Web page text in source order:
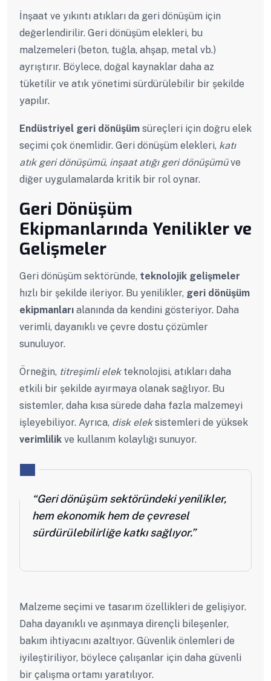
İnşaat ve yıkıntı atıkları da geri dönüşüm için
değerlendirilir. Geri dönüşüm elekleri, bu
malzemeleri (beton, tuğla, ahşap, metal vb.)
ayrıştırır. Böylece, doğal kaynaklar daha az
tüketilir ve atık yönetimi sürdürülebilir bir şekilde
yapılır.
Endüstriyel geri dönüşüm süreçleri için doğru elek
seçimi çok önemlidir. Geri dönüşüm elekleri, katı
atık geri dönüşümü, inşaat atığı geri dönüşümüve
diğer uygulamalarda kritik bir rol oynar.
Geri Dönüşüm
Ekipmanlarında Yenilikler ve
Gelişmeler
Geri dönüşüm sektöründe, teknolojik gelişmeler
hızlı bir şekilde ileriyor. Bu yenilikler, geri dönüşüm
ekipmanları alanında da kendini gösteriyor. Daha
verimli, dayanıklı ve çevre dostu çözümler
sunuluyor.
Örneğin, titreşimli elekteknolojisi, atıkları daha
etkili bir şekilde ayırmaya olanak sağlıyor. Bu
sistemler, daha kısa sürede daha fazla malzemeyi
işleyebiliyor. Ayrıca, disk eleksistemleri de yüksek
verimlilik ve kullanım kolaylığı sunuyor.
“Geri dönüşüm sektöründeki yenilikler,
hem ekonomik hem de çevresel
sürdürülebilirliğe katkı sağlıyor.”
Malzeme seçimi ve tasarım özellikleri de gelişiyor.
Daha dayanıklı ve aşınmaya dirençli bileşenler,
bakım ihtiyacını azaltıyor. Güvenlik önlemleri de
iyileştiriliyor, böylece çalışanlar için daha güvenli
bir çalışma ortamı yaratılıyor.